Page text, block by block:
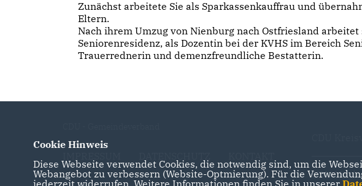
Zunächst arbeitete Sie als Sparkassenkauffrau und
Eltern.
Nach ihrem Umzug von Nienburg nach Ostfriesland
Seniorenresidenz, als Dozentin bei der KVHS im Bereich
Trauerrednerin und demenzfreundliche Bestatterin.
CDU
Cookie Hinweis
Diese Webseite verwendet Cookies, die notwendig sind, um die
Webangebot zu verbessern (Website-Optmierung). Für die
jederzeit widerrufen. Weitere Informationen finden Sie in unserer